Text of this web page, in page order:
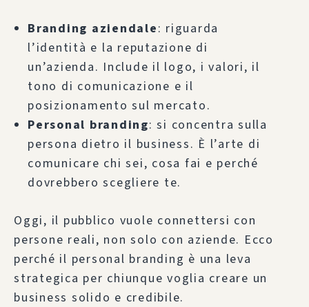
Branding aziendale: riguarda
l’identità e la reputazione di
un’azienda. Include il logo, i valori, il
tono di comunicazione e il
posizionamento sul mercato.
Personal branding: si concentra sulla
persona dietro il business. È l’arte di
comunicare chi sei, cosa fai e perché
dovrebbero scegliere te.
Oggi, il pubblico vuole connettersi con
persone reali, non solo con aziende. Ecco
perché il personal branding è una leva
strategica per chiunque voglia creare un
business solido e credibile.